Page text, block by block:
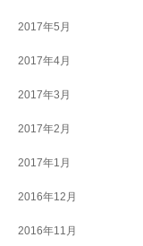
2017年5月
2017年4月
2017年3月
2017年2月
2017年1月
2016年12月
2016年11月